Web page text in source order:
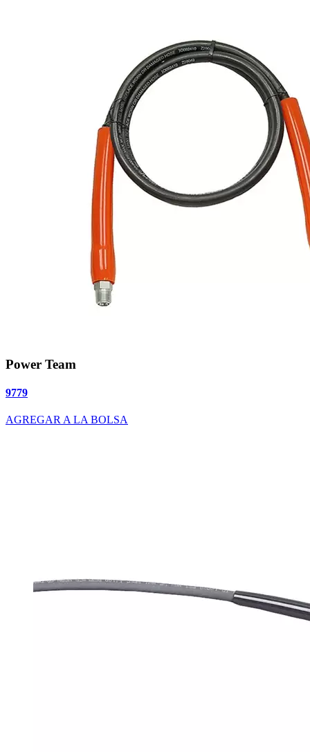
Power Team
9779
AGREGAR A LA BOLSA